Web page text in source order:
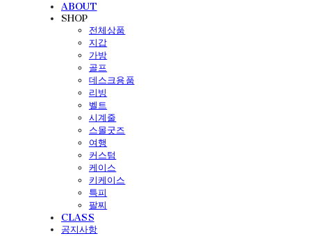
ABOUT
SHOP
전체상품
지갑
가방
골프
데스크용품
리빙
벨트
시계줄
스몰굿즈
여행
커스텀
케이스
키케이스
특피
팔찌
CLASS
공지사항